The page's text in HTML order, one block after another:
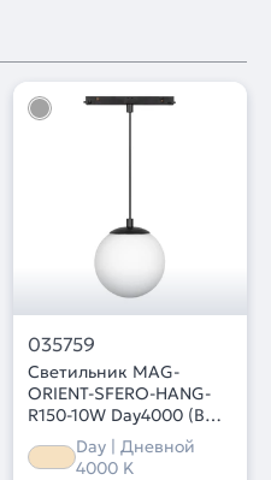
035759
Светильник MAG-
ORIENT-SFERO-HANG-
R150-10W Day4000 (BK,
300 deg, 48V) (Arlight,
IP20 Металл, 5 лет)
Day | Дневной
4000 K